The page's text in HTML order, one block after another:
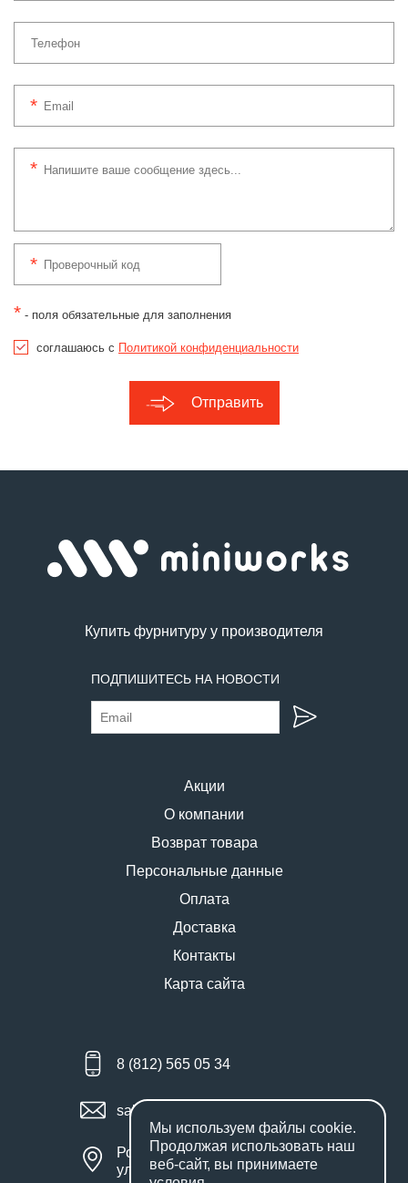
* - поля обязательные для заполнения
соглашаюсь с Политикой конфиденциальности
Отправить
Купить фурнитуру у производителя
ПОДПИШИТЕСЬ НА НОВОСТИ
Акции
О компании
Возврат товара
Персональные данные
Оплата
Доставка
Контакты
Карта сайта
8 (812) 565 05 34
sales@miniworks.ru
Россия, Санкт-Петербург,
улица Маршала Новикова, 28Е
Мы используем файлы cookie.
Продолжая использовать наш
веб-сайт, вы принимаете